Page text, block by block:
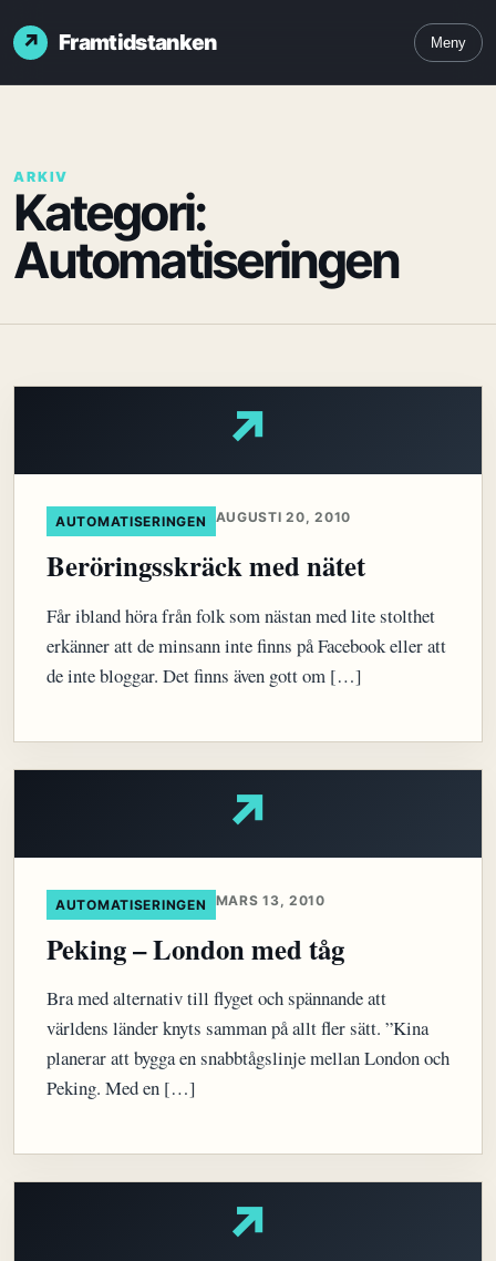
Framtidstanken Meny
ARKIV
Kategori:
Automatiseringen
↗
AUTOMATISERINGEN AUGUSTI 20, 2010
Beröringsskräck med nätet
Får ibland höra från folk som nästan med lite stolthet
erkänner att de minsann inte finns på Facebook eller att
de inte bloggar. Det finns även gott om […]
↗
AUTOMATISERINGEN MARS 13, 2010
Peking – London med tåg
Bra med alternativ till flyget och spännande att
världens länder knyts samman på allt fler sätt. ”Kina
planerar att bygga en snabbtågslinje mellan London och
Peking. Med en […]
↗